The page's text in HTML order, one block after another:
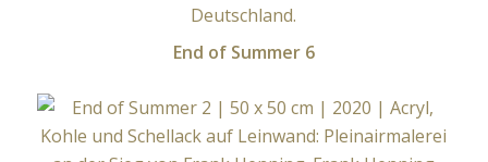
End of Summer 6